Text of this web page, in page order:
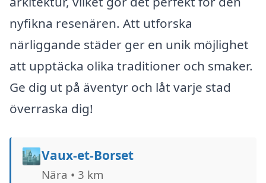
nyfikna resenären. Att utforska
närliggande städer ger en unik möjlighet
att upptäcka olika traditioner och smaker.
Ge dig ut på äventyr och låt varje stad
överraska dig!
🏙️Vaux-et-Borset
Nära • 3 km